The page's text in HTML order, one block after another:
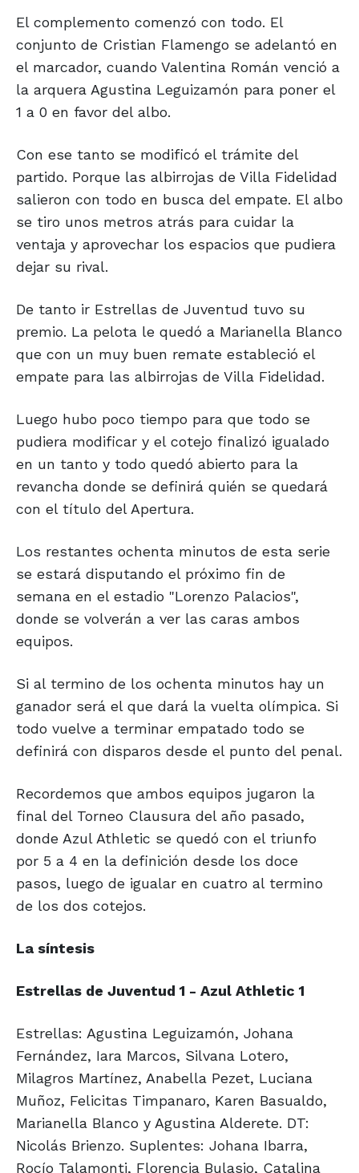
El complemento comenzó con todo. El
conjunto de Cristian Flamengo se adelantó en
el marcador, cuando Valentina Román venció a
la arquera Agustina Leguizamón para poner el
1 a 0 en favor del albo.
Con ese tanto se modificó el trámite del
partido. Porque las albirrojas de Villa Fidelidad
salieron con todo en busca del empate. El albo
se tiro unos metros atrás para cuidar la
ventaja y aprovechar los espacios que pudiera
dejar su rival.
De tanto ir Estrellas de Juventud tuvo su
premio. La pelota le quedó a Marianella Blanco
que con un muy buen remate estableció el
empate para las albirrojas de Villa Fidelidad.
Luego hubo poco tiempo para que todo se
pudiera modificar y el cotejo finalizó igualado
en un tanto y todo quedó abierto para la
revancha donde se definirá quién se quedará
con el título del Apertura.
Los restantes ochenta minutos de esta serie
se estará disputando el próximo fin de
semana en el estadio "Lorenzo Palacios",
donde se volverán a ver las caras ambos
equipos.
Si al termino de los ochenta minutos hay un
ganador será el que dará la vuelta olímpica. Si
todo vuelve a terminar empatado todo se
definirá con disparos desde el punto del penal.
Recordemos que ambos equipos jugaron la
final del Torneo Clausura del año pasado,
donde Azul Athletic se quedó con el triunfo
por 5 a 4 en la definición desde los doce
pasos, luego de igualar en cuatro al termino
de los dos cotejos.
La síntesis
Estrellas de Juventud 1 - Azul Athletic 1
Estrellas: Agustina Leguizamón, Johana
Fernández, Iara Marcos, Silvana Lotero,
Milagros Martínez, Anabella Pezet, Luciana
Muñoz, Felicitas Timpanaro, Karen Basualdo,
Marianella Blanco y Agustina Alderete. DT:
Nicolás Brienzo. Suplentes: Johana Ibarra,
Rocío Talamonti, Florencia Bulasio, Catalina